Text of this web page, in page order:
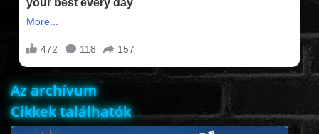
FILMEK (2022-ES)
FELIRATOS FILMEK
AKCIÓ
Az archívum
Cikkek találhatók